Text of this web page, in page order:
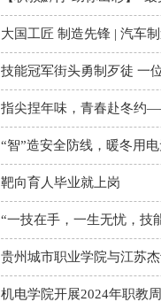
大国工匠 制造先锋 | 汽车
技能冠军街头勇制歹徒 一
指尖捏年味，青春赴冬约
“智”造安全防线，暖冬用
靶向育人毕业就上岗
“一技在手，一生无忧，
贵州城市职业学院与江苏
机电学院开展2024年职教